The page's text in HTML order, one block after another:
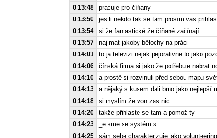
0:13:48
pracuje pro číňany
0:13:50
jestli někdo tak se tam prosím vás
0:13:54
si že fantastické že číňané začínají
0:13:57
najímat jakoby bělochy na práci
0:14:01
to já televizi nějak pejorativně to jako
0:14:06
čínská firma si jako že potřebuje nabrat
0:14:10
a prostě si rozvinuli před sebou mapu
0:14:13
a nějaký s kusem dali brno jako nejlepší
0:14:18
si myslím že von zas nic
0:14:20
takže přihlaste se tam a pomož ty
0:14:23
_e sme se systém s
0:14:25
sám sebe charakterizuje jako